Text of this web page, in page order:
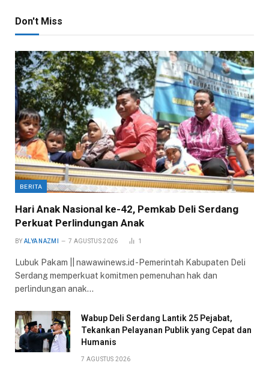
Don't Miss
BERITA
Hari Anak Nasional ke-42, Pemkab Deli Serdang
Perkuat Perlindungan Anak
BY ALYA NAZMI 7 AGUSTUS 2026 1
Lubuk Pakam || nawawinews.id -Pemerintah Kabupaten Deli
Serdang memperkuat komitmen pemenuhan hak dan
perlindungan anak…
Wabup Deli Serdang Lantik 25 Pejabat,
Tekankan Pelayanan Publik yang Cepat dan
Humanis
7 AGUSTUS 2026